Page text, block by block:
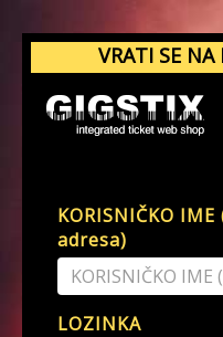
VRATI SE NA
KORISNIČKO
adresa)
LOZINKA